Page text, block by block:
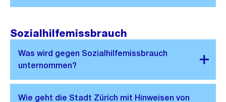
Sozialhilfemissbrauch